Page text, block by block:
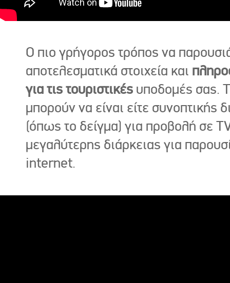
Ο πιο γρήγορος τρόπος να
αποτελεσματικά στοιχεία και
για τις τουριστικές υποδομές σας.
μπορούν να είναι είτε συνοπτικής
(όπως το δείγμα) για προβολή σε
μεγαλύτερης διάρκειας για
internet.